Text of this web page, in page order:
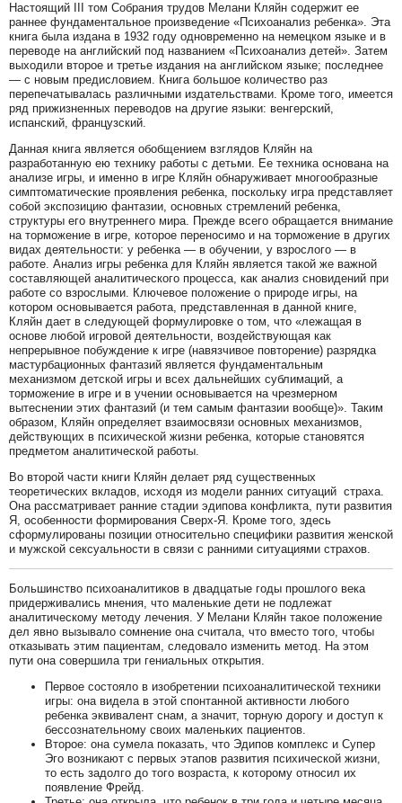
Настоящий III том Собрания трудов Мелани Кляйн содержит ее
раннее фундаментальное произведение «Психоанализ ребенка». Эта
книга была издана в 1932 году одновременно на немецком языке и в
переводе на английский под названием «Психоанализ детей». Затем
выходили второе и третье издания на английском языке; последнее
— с новым предисловием. Книга большое количество раз
перепечатывалась различными издательствами. Кроме того, имеется
ряд прижизненных переводов на другие языки: венгерский,
испанский, французский.
Данная книга является обобщением взглядов Кляйн на
разработанную ею технику работы с детьми. Ее техника основана на
анализе игры, и именно в игре Кляйн обнаруживает многообразные
симптоматические проявления ребенка, поскольку игра представляет
собой экспозицию фантазии, основных стремлений ребенка,
структуры его внутреннего мира. Прежде всего обращается внимание
на торможение в игре, которое переносимо и на торможение в других
видах деятельности: у ребенка — в обучении, у взрослого — в
работе. Анализ игры ребенка для Кляйн является такой же важной
составляющей аналитического процесса, как анализ сновидений при
работе со взрослыми. Ключевое положение о природе игры, на
котором основывается работа, представленная в данной книге,
Кляйн дает в следующей формулировке о том, что «лежащая в
основе любой игровой деятельности, воздействующая как
непрерывное побуждение к игре (навязчивое повторение) разрядка
мастурбационных фантазий является фундаментальным
механизмом детской игры и всех дальнейших сублимаций, а
торможение в игре и в учении основывается на чрезмерном
вытеснении этих фантазий (и тем самым фантазии вообще)». Таким
образом, Кляйн определяет взаимосвязи основных механизмов,
действующих в психической жизни ребенка, которые становятся
предметом аналитической работы.
Во второй части книги Кляйн делает ряд существенных
теоретических вкладов, исходя из модели ранних ситуаций страха.
Она рассматривает ранние стадии эдипова конфликта, пути развития
Я, особенности формирования Сверх-Я. Кроме того, здесь
сформулированы позиции относительно специфики развития женской
и мужской сексуальности в связи с ранними ситуациями страхов.
Большинство психоаналитиков в двадцатые годы прошлого века
придерживались мнения, что маленькие дети не подлежат
аналитическому методу лечения. У Мелани Кляйн такое положение
дел явно вызывало сомнение она считала, что вместо того, чтобы
отказывать этим пациентам, следовало изменить метод. На этом
пути она совершила три гениальных открытия.
Первое состояло в изобретении психоаналитической техники
игры: она видела в этой спонтанной активности любого
ребенка эквивалент снам, а значит, торную дорогу и доступ к
бессознательному своих маленьких пациентов.
Второе: она сумела показать, что Эдипов комплекс и Супер
Эго возникают с первых этапов развития психической жизни,
то есть задолго до того возраста, к которому относил их
появление Фрейд.